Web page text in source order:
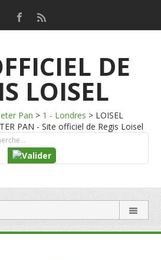
DE
LOISEL
Pan > 1 - Londres > LOISEL
PAN - Site officiel de Regis Loisel